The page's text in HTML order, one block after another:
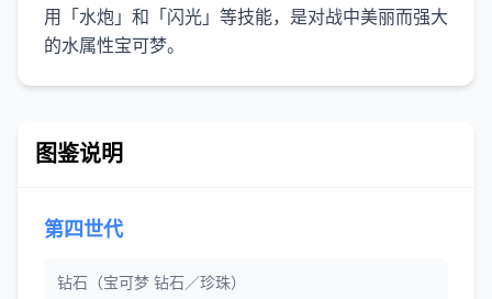
用「水炮」和「闪光」等技能，是对战中美丽而强大
图鉴说明
第四世代
钻石（宝可梦 钻石／珍珠）